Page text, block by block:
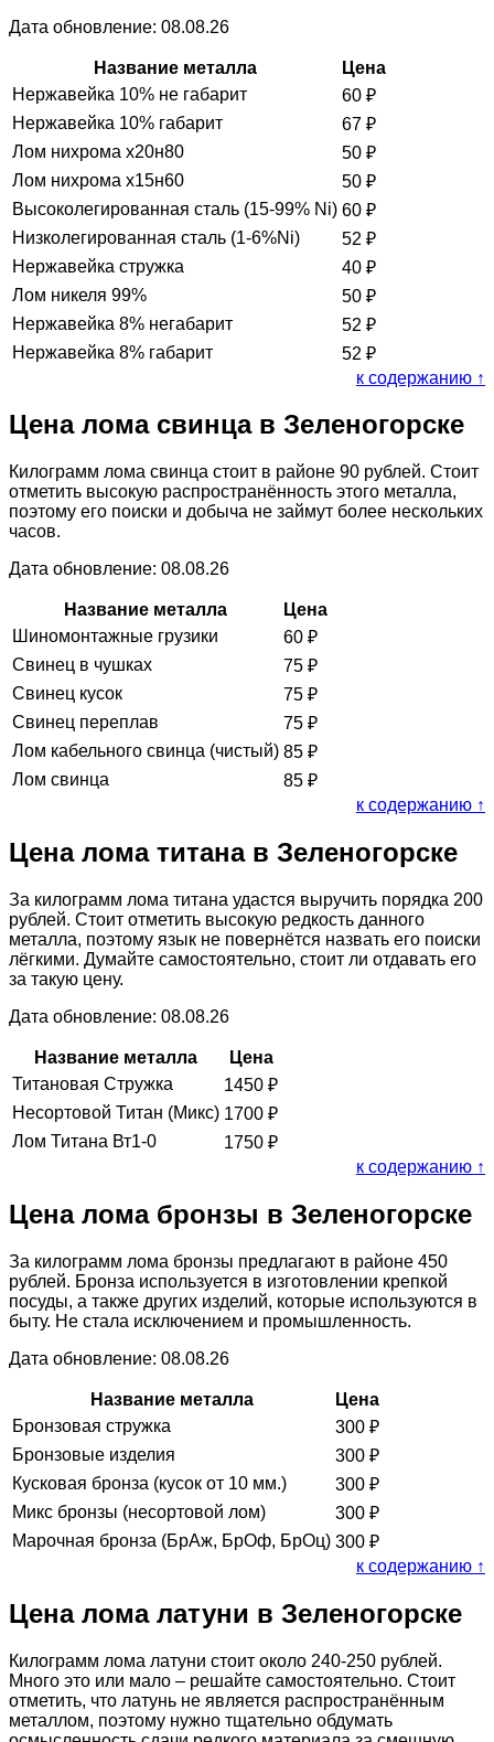
Дата обновление: 08.08.26
Название металла
Цена
Нержавейка 10% не габарит
60 ₽
Нержавейка 10% габарит
67 ₽
Лом нихрома х20н80
50 ₽
Лом нихрома х15н60
50 ₽
Высоколегированная сталь (15-99% Ni) 60 ₽
Низколегированная сталь (1-6%Ni)
52 ₽
Нержавейка стружка
40 ₽
Лом никеля 99%
50 ₽
Нержавейка 8% негабарит
52 ₽
Нержавейка 8% габарит
52 ₽
к содержанию ↑
Цена лома свинца в Зеленогорске
Килограмм лома свинца стоит в районе 90 рублей. Стоит
отметить высокую распространённость этого металла,
поэтому его поиски и добыча не займут более нескольких
часов.
Дата обновление: 08.08.26
Название металла
Цена
Шиномонтажные грузики
60 ₽
Свинец в чушках
75 ₽
Свинец кусок
75 ₽
Свинец переплав
75 ₽
Лом кабельного свинца (чистый) 85 ₽
Лом свинца
85 ₽
к содержанию ↑
Цена лома титана в Зеленогорске
За килограмм лома титана удастся выручить порядка 200
рублей. Стоит отметить высокую редкость данного
металла, поэтому язык не повернётся назвать его поиски
лёгкими. Думайте самостоятельно, стоит ли отдавать его
за такую цену.
Дата обновление: 08.08.26
Название металла
Цена
Титановая Стружка
1450 ₽
Несортовой Титан (Микс) 1700 ₽
Лом Титана Вт1-0
1750 ₽
к содержанию ↑
Цена лома бронзы в Зеленогорске
За килограмм лома бронзы предлагают в районе 450
рублей. Бронза используется в изготовлении крепкой
посуды, а также других изделий, которые используются в
быту. Не стала исключением и промышленность.
Дата обновление: 08.08.26
Название металла
Цена
Бронзовая стружка
300 ₽
Бронзовые изделия
300 ₽
Кусковая бронза (кусок от 10 мм.)
300 ₽
Микс бронзы (несортовой лом)
300 ₽
Марочная бронза (БрАж, БрОф, БрОц) 300 ₽
к содержанию ↑
Цена лома латуни в Зеленогорске
Килограмм лома латуни стоит около 240-250 рублей.
Много это или мало – решайте самостоятельно. Стоит
отметить, что латунь не является распространённым
металлом, поэтому нужно тщательно обдумать